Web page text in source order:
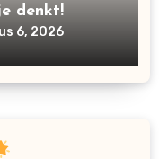
denkt!
6, 2026